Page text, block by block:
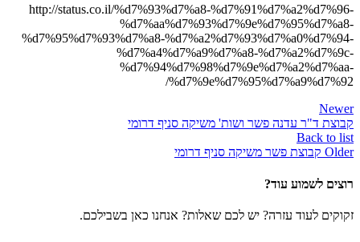
http://status.co.il/%d7%93%d7%a8-%d7%91%d7%a2%d7%96-
%d7%aa%d7%93%d7%9e%d7%95%d7%a8-
%d7%95%d7%93%d7%a8-%d7%a2%d7%93%d7%a0%d7%94-
%d7%a4%d7%a9%d7%a8-%d7%a2%d7%9c-
%d7%94%d7%98%d7%9e%d7%a2%d7%aa-
%d7%9e%d7%95%d7%a9%d7%92/
Newer
קבוצת ד"ר עדנה פשר ושות' משיקה סניף דרומי
Back to list
Older קבוצת פשר משיקה סניף דרומי
רוצים לשמוע עוד?
זקוקים לעוד עזרה? יש לכם שאלות? אנחנו כאן בשבילכם.